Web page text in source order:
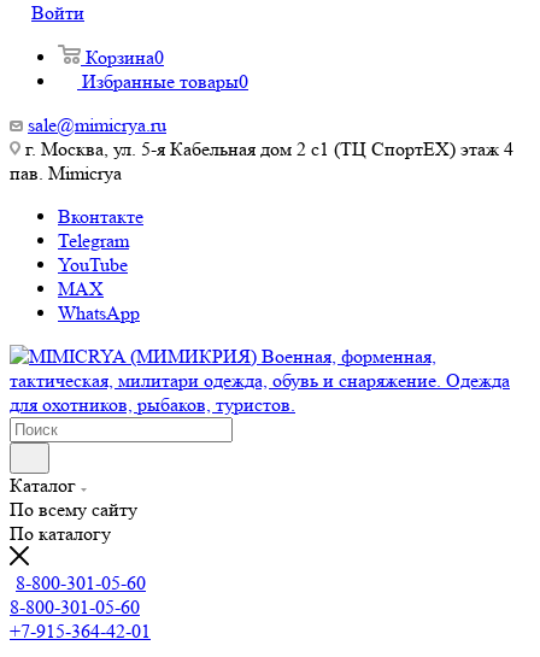
Войти
Корзина0
Избранные товары0
sale@mimicrya.ru
г. Москва, ул. 5-я Кабельная дом 2 с1 (ТЦ СпортEX) этаж 4
пав. Mimicrya
Вконтакте
Telegram
YouTube
MAX
WhatsApp
Каталог
По всему сайту
По каталогу
8-800-301-05-60
8-800-301-05-60
+7-915-364-42-01